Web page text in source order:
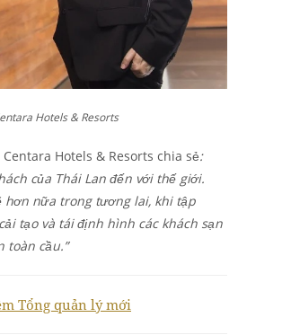
Hotels & Resorts
Hotels & Resorts chia sẻ:
của Thái Lan đến với thế giới.
nữa trong tương lai, khi tập
tạo và tái định hình các khách sạn
toàn cầu.”
Tổng quản lý mới